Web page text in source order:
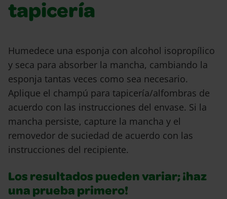
tapicería
Humedece una esponja con alcohol isopropílico
y seca para absorber la mancha, cambiando la
esponja tantas veces como sea necesario.
Aplique el champú para tapicería/alfombras de
acuerdo con las instrucciones del envase. Si la
mancha persiste, capture la mancha y el
removedor de suciedad de acuerdo con las
instrucciones del recipiente.
Los resultados pueden variar; ¡haz
una prueba primero!